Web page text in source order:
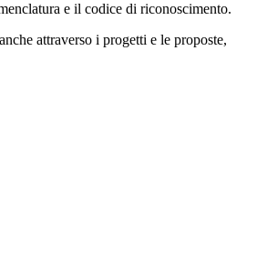
e il codice di riconoscimento.
attraverso i progetti e le proposte,